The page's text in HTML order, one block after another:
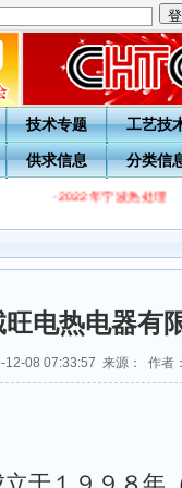
技术专题 工艺技
供求信息 分类信
·2022年宁波热处理学
电热电器有
12-08 07:33:57 来源： 作者